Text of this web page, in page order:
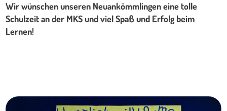
Wir wünschen unseren Neuankömmlingen eine tolle
Schulzeit an der MKS und viel Spaß und Erfolg beim
Lernen!